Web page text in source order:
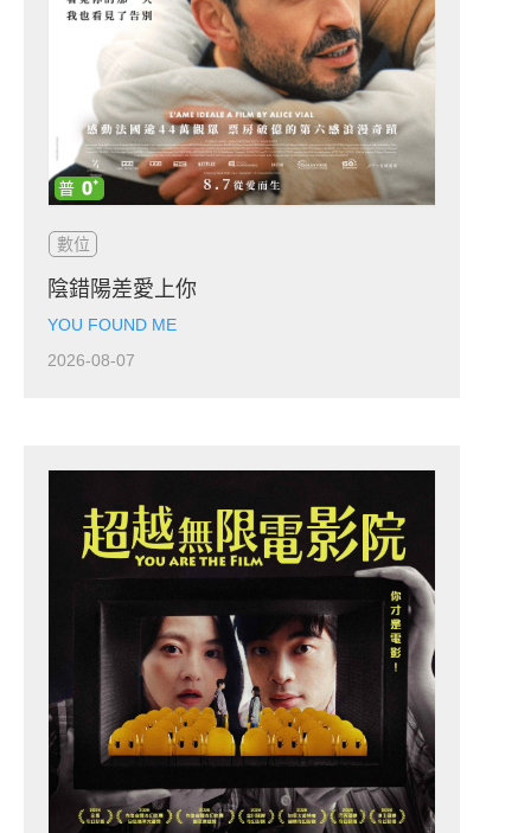
數位
陰錯陽差愛上你
YOU FOUND ME
2026-08-07